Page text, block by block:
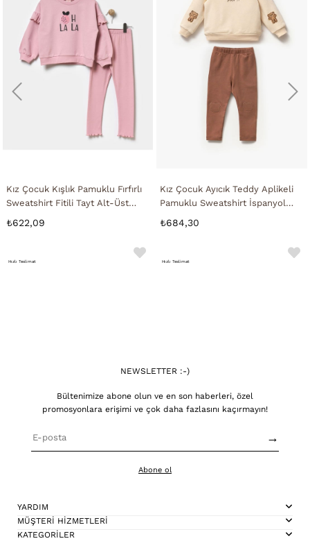
Kız Çocuk Kışlık Pamuklu Fırfırlı
Sweatshirt Fitili Tayt Alt-Üst
₺622,09
Hızlı Teslimat
Kız Çocuk Ayıcık Teddy Aplikeli
Pamuklu Sweatshirt İspanyol
₺684,30
Hızlı Teslimat
NEWSLETTER :-)
Bültenimize abone olun ve en son haberleri, özel
promosyonlara erişimi ve çok daha fazlasını kaçırmayın!
→
Abone ol
YARDIM
MÜŞTERİ HİZMETLERİ
KATEGORİLER